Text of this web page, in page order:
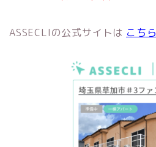
ASSECLIの公式サイトは こちら